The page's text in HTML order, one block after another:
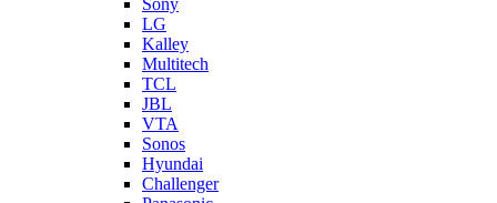
LG
Kalley
Multitech
TCL
JBL
VTA
Sonos
Hyundai
Challenger